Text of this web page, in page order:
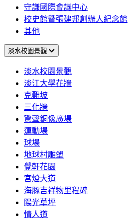
守謙國際會議中心
校史館暨張建邦創辦人紀念館
其他
淡水校園景觀
淡水校園景觀
淡江大學花牆
克難坡
三化牆
驚聲銅像廣場
運動場
球場
地球村雕塑
覺軒花園
宮燈大道
海豚吉祥物里程碑
陽光草坪
情人道